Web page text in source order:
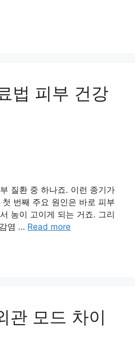
법 피부 건강
질환 중 하나죠. 이런 종기가
번째 주요 원인은 바로 피부
농이 고이게 되는 거죠. 그리
염 … Read more
관 모드 차이